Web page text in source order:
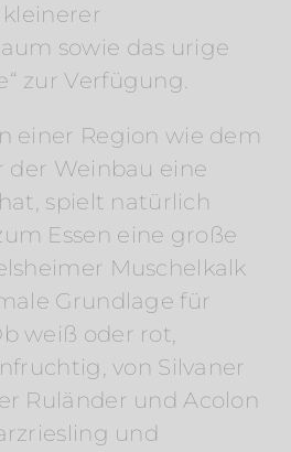
sowie das urige
zur Verfügung.
einer Region wie dem
der Weinbau eine
spielt natürlich
Essen eine große
Muschelkalk
Grundlage für
weiß oder rot,
von Silvaner
Ruländer und Acolon
und